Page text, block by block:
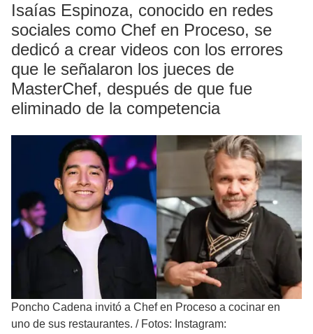
Isaías Espinoza, conocido en redes
sociales como Chef en Proceso, se
dedicó a crear videos con los errores
que le señalaron los jueces de
MasterChef, después de que fue
eliminado de la competencia
Poncho Cadena invitó a Chef en Proceso a cocinar en
uno de sus restaurantes. / Fotos: Instagram: